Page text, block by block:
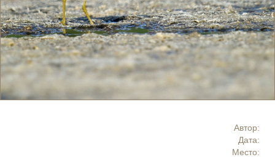
Автор:
Дата:
Место: